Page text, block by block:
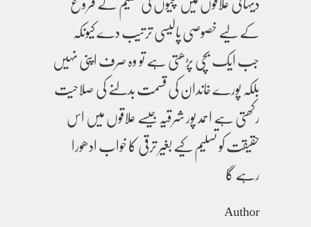
کے لیے خصوصی پالیسی ترتیب دے کیونکہ
جب ایک بچی پڑھتی ہے تو وہ صرف اپنی نہیں
بلکہ پورے خاندان کی قسمت بدلنے کی صلاحیت
رکھتی ہے احمد پور شرقیہ جیسے علاقوں میں اس
حقیقت کو تسلیم کیے بغیر ترقی کا خواب ادھورا
رہے گا
Author